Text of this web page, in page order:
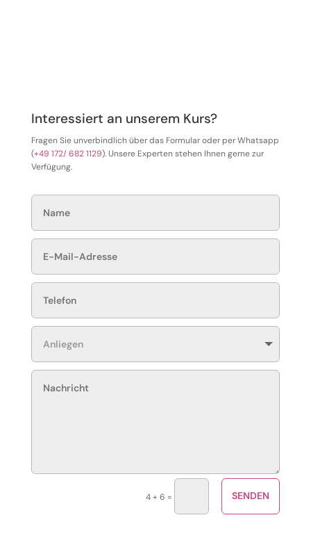
Interessiert an unserem Kurs?
Fragen Sie unverbindlich über das Formular oder per Whatsapp
(+49 172/ 682 1129).Unsere Experten stehen Ihnen gerne zur
Verfügung.
4 + 6 = SENDEN